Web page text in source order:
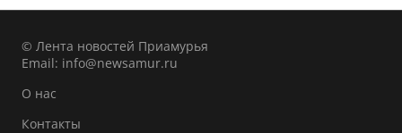
© Лента новостей Приамурья
Email: info@newsamur.ru
О нас
Контакты